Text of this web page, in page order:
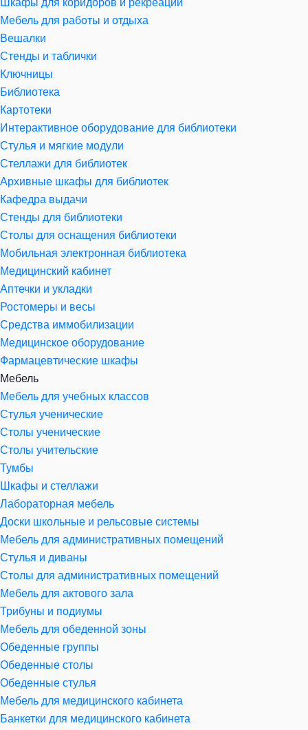
Шкафы для коридоров и рекреаций
Мебель для работы и отдыха
Вешалки
Стенды и таблички
Ключницы
Библиотека
Картотеки
Интерактивное оборудование для библиотеки
Стулья и мягкие модули
Стеллажи для библиотек
Архивные шкафы для библиотек
Кафедра выдачи
Стенды для библиотеки
Столы для оснащения библиотеки
Мобильная электронная библиотека
Медицинский кабинет
Аптечки и укладки
Ростомеры и весы
Средства иммобилизации
Медицинское оборудование
Фармацевтические шкафы
Мебель
Мебель для учебных классов
Стулья ученические
Столы ученические
Столы учительские
Тумбы
Шкафы и стеллажи
Лабораторная мебель
Доски школьные и рельсовые системы
Мебель для административных помещений
Стулья и диваны
Столы для административных помещений
Мебель для актового зала
Трибуны и подиумы
Мебель для обеденной зоны
Обеденные группы
Обеденные столы
Обеденные стулья
Мебель для медицинского кабинета
Банкетки для медицинского кабинета